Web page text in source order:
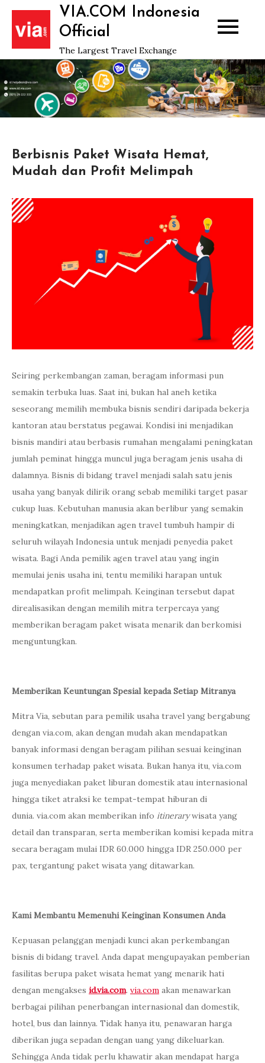
Skip
content
VIA.COM Indonesia
Official
The Largest Travel Exchange
Berbisnis Paket Wisata Hemat,
Mudah dan Profit Melimpah
Seiring perkembangan zaman, beragam informasi pun
semakin terbuka luas. Saat ini, bukan hal aneh ketika
seseorang memilih membuka bisnis sendiri daripada bekerja
kantoran atau berstatus pegawai. Kondisi ini menjadikan
bisnis mandiri atau berbasis rumahan mengalami peningkatan
jumlah peminat hingga muncul juga beragam jenis usaha di
dalamnya. Bisnis di bidang travel menjadi salah satu jenis
usaha yang banyak dilirik orang sebab memiliki target pasar
cukup luas. Kebutuhan manusia akan berlibur yang semakin
meningkatkan, menjadikan agen travel tumbuh hampir di
seluruh wilayah Indonesia untuk menjadi penyedia paket
wisata. Bagi Anda pemilik agen travel atau yang ingin
memulai jenis usaha ini, tentu memiliki harapan untuk
mendapatkan profit melimpah. Keinginan tersebut dapat
direalisasikan dengan memilih mitra terpercaya yang
memberikan beragam paket wisata menarik dan berkomisi
menguntungkan.
Memberikan Keuntungan Spesial kepada Setiap Mitranya
Mitra Via, sebutan para pemilik usaha travel yang bergabung
dengan via.com, akan dengan mudah akan mendapatkan
banyak informasi dengan beragam pilihan sesuai keinginan
konsumen terhadap paket wisata. Bukan hanya itu, via.com
juga menyediakan paket liburan domestik atau internasional
hingga tiket atraksi ke tempat-tempat hiburan di
dunia. via.com akan memberikan info itinerarywisata yang
detail dan transparan, serta memberikan komisi kepada mitra
secara beragam mulai IDR 60.000 hingga IDR 250.000 per
pax, tergantung paket wisata yang ditawarkan.
Kami Membantu Memenuhi Keinginan Konsumen Anda
Kepuasan pelanggan menjadi kunci akan perkembangan
bisnis di bidang travel. Anda dapat mengupayakan pemberian
fasilitas berupa paket wisata hemat yang menarik hati
dengan mengakses id.via.com. via.com akan menawarkan
berbagai pilihan penerbangan internasional dan domestik,
hotel, bus dan lainnya. Tidak hanya itu, penawaran harga
diberikan juga sepadan dengan uang yang dikeluarkan.
Sehingga Anda tidak perlu khawatir akan mendapat harga